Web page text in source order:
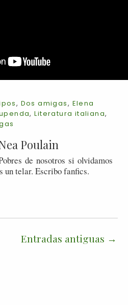
, Dos amigas, Elena
,Literatura italiana,
Poulain
de nosotros si olvidamos
un telar. Escribo fanfics.
Entradas antiguas